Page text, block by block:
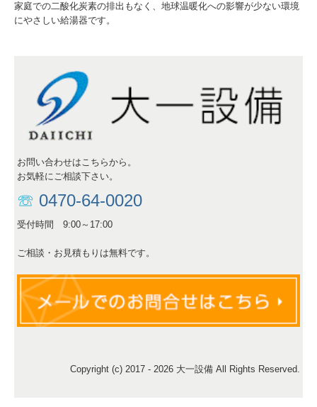
家庭での二酸化炭素の排出もなく、地球温暖化への影響が少ない環境
にやさしい給湯器です。
お問い合わせはこちらから。
お気軽にご相談下さい。
☏ 0470-64-0020
受付時間 9:00～17:00
ご相談・お見積もりは無料です。
Copyright (c) 2017 - 2026 大一設備 All Rights Reserved.